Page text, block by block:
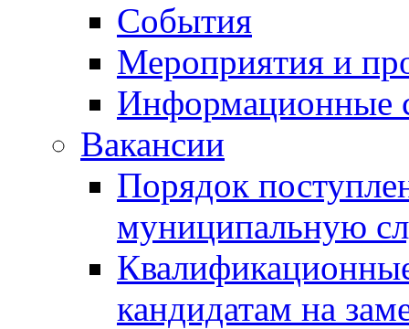
События
Мероприятия и
Информационные
Вакансии
Порядок
муниципальную
кандидатам на